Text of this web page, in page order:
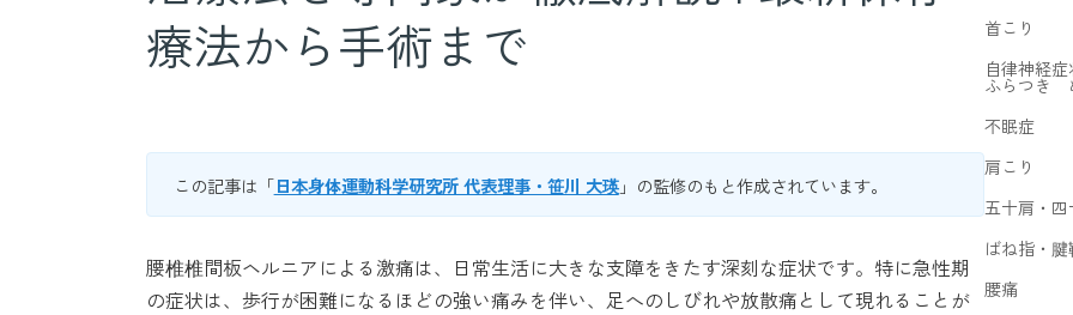
療法から手術まで
この記事は「日本身体運動科学研究所 代表理事・笹川 大瑛」の監修のもと作成されています。
腰椎椎間板ヘルニアによる激痛は、日常生活に大きな支障をきたす深刻な症状です。特に急性期
の症状は、歩行が困難になるほどの強い痛みを伴い、足へのしびれや放散痛として現れることが
首こり
自律神経症
ふらつき
不眠症
肩こり
五十肩・四
ばね指・
腰痛